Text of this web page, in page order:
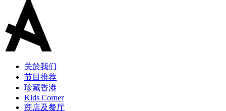
关於我们
节目推荐
珍藏香港
Kids Corner
商店及餐厅